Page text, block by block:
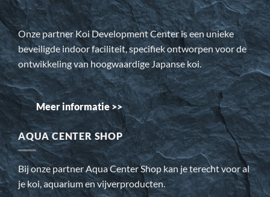
Onze partner Koi Development Center is een unieke
beveiligde indoor faciliteit, specifiek ontworpen voor de
ontwikkeling van hoogwaardige Japanse koi.
Meer informatie >>
AQUA CENTER SHOP
Bij onze partner Aqua Center Shop kan je terecht voor al
je koi, aquarium en vijverproducten.